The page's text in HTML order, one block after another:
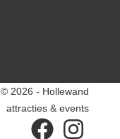
© 2026 - Hollewand
attracties & events
facebookinstagram